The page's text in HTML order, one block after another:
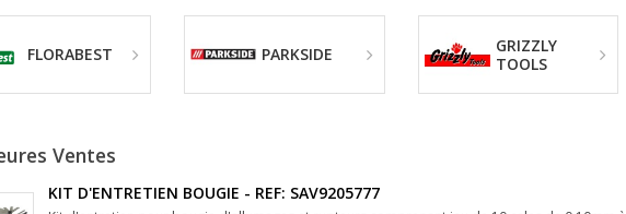
FLORABEST PARKSIDE
GRIZZLY
TOOLS
Ventes
KIT D'ENTRETIEN BOUGIE - REF: SAV9205777